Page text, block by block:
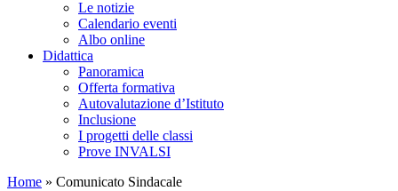
Le notizie
Calendario eventi
Albo online
Didattica
Panoramica
Offerta formativa
Autovalutazione d’Istituto
Inclusione
I progetti delle classi
Prove INVALSI
Home » Comunicato Sindacale